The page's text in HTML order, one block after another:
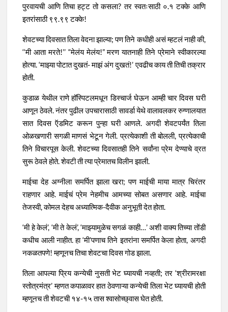
पुरवायची आणि तिचा हट्ट तो कसला? तर स्वतःसाठी ०.१ टक्के आणि
इतरांसाठी ९९.९९ टक्के!
शेवटच्या दिवसात तिला वेदना झाल्या; पण तिने कधीही असं म्हटलं नाही की,
‘‘मी आता मरते!’’ “मेलंय मेलंय!” मरण यातनाही तिने प्रेमाने स्वीकारल्या
होत्या. ‘माझ्या पोटात दुखतं- माझं अंग दुखतं!’ एवढीच काय ती तिची तक्रार
होती.
कुडाळ येथील राणे हॉस्पिटलमधून डिस्चार्ज घेऊन आम्ही चार दिवस घरी
आणून ठेवले. नंतर पुढील उपचारासाठी सावर्डा येथे वालावलकर रुग्णालयात
सात दिवस ऍडमिट करून पुन्हा घरी आणले. अगदी शेवटपर्यंत तिला
ओळखणारी सगळी माणसं भेटून गेली. प्रत्येकाशी ती बोलली, प्रत्येकाची
तिने विचारपूस केली. शेवटच्या दिवसातही तिने सर्वांना प्रेम देण्याचे व्रत
सुरू ठेवले होते. शेवटी ती त्या प्रेमातच विलीन झाली.
माईचा देह अग्नीला समर्पित झाला खरा; पण माईची माया मात्र चिरंतर
राहणार आहे. माईचं प्रेम नेहमीच आमच्या सोबत असणार आहे. माईचा
तेजस्वी, कोमल देहच अध्यात्मिक-दैवीक अनुभूती देत होता.
‘मी हे केलं’, ‘मी ते केलं’, ‘माझ्यामुळेच सगळं काही…’ अशी वाक्य तिच्या तोंडी
कधीच आली नाहीत. हा ‘मी’पणाच तिने इतरांना समर्पित केला होता, अगदी
नकळतपणे! म्हणूनच तिचा शेवटचा दिवस गोड झाला.
तिला आपल्या प्रिय कन्येची नुसती भेट घ्यायची नव्हती; तर ‘श्रीरामरक्षा
स्तोत्रमंत्र’ म्हणत कपाळावर हात ठेवणाऱ्या कन्येची तिला भेट घ्यायची होती
म्हणूनच ती शेवटची १४-१५ तास श्वासोच्छ्वास घेत होती.